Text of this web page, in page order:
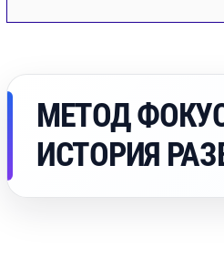
МЕТОД
ИСТОРИЯ